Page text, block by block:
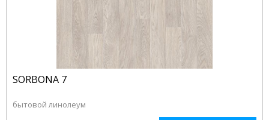
SORBONA 7
бытовой линолеум